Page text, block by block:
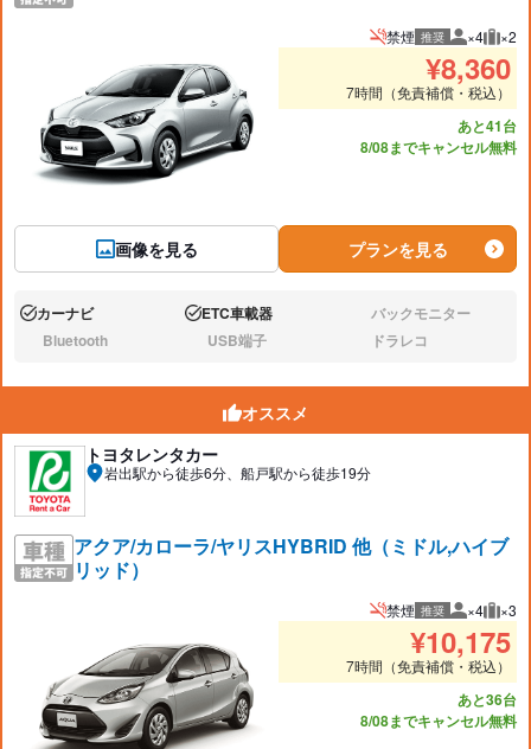
画像を見る
禁煙 推奨 推奨人数
×4 推奨
×2
¥8,360
7時間（免責補償・税込）
あと41台
8/08までキャンセル無料
プランを見る
あり:カーナビ あり:ETC車載器 なし:バックモニター
なし:Bluetooth なし:USB端子 なし:ドラレコ
オススメ
トヨタレンタカー
岩出駅から徒歩6分、船戸駅から徒歩19分
アクア/カローラ/ヤリスHYBRID 他（ミドル,ハイブ
リッド）
禁煙 推奨 推奨人数
×4 推奨
×3
¥10,175
7時間（免責補償・税込）
あと36台
8/08までキャンセル無料